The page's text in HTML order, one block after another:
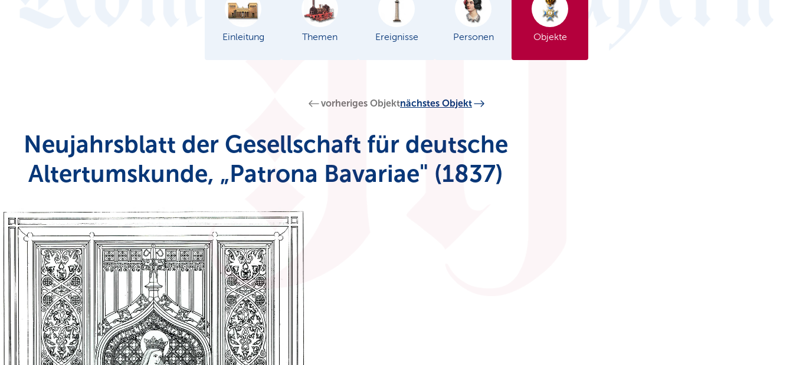
Einleitung Themen Ereignisse Personen Objekte
vorheriges Objektnächstes Objekt
Neujahrsblatt der Gesellschaft für deutsche
Altertumskunde, „Patrona Bavariae" (1837)